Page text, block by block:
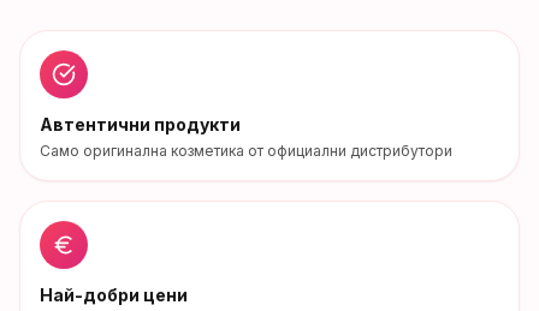
Автентични продукти
Само оригинална козметика от официални дистрибутори
Най-добри цени